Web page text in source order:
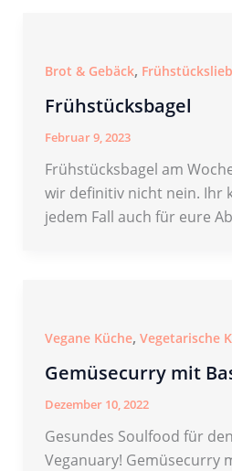
Brot & Gebäck,
Frühstücksbagel
Februar 9, 2023
Frühstücksbagel am
wir definitiv nicht nein. Ihr
jedem Fall auch für eure
Vegane Küche, Vegetarische
Gemüsecurry mit
Dezember 10, 2022
Gesundes Soulfood für
Veganuary! Gemüsecurry